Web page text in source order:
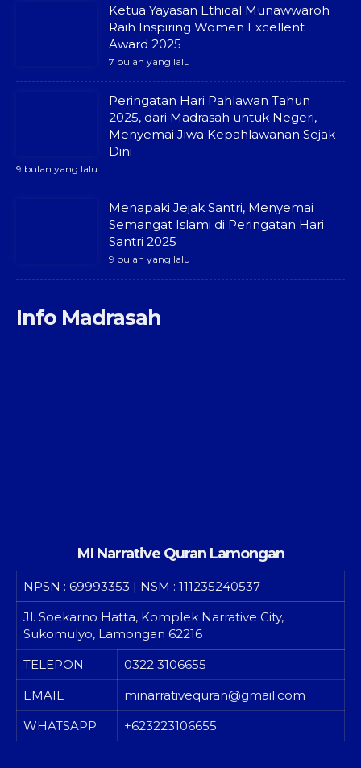
Ketua Yayasan Ethical Munawwaroh
Raih Inspiring Women Excellent
Award 2025
7 bulan yang lalu
Peringatan Hari Pahlawan Tahun
2025, dari Madrasah untuk Negeri,
Menyemai Jiwa Kepahlawanan Sejak
Dini
9 bulan yang lalu
Menapaki Jejak Santri, Menyemai
Semangat Islami di Peringatan Hari
Santri 2025
9 bulan yang lalu
Info Madrasah
MI Narrative Quran Lamongan
NPSN : 69993353 | NSM : 111235240537
Jl. Soekarno Hatta, Komplek Narrative City,
Sukomulyo, Lamongan 62216
TELEPON
0322 3106655
EMAIL
minarrativequran@gmail.com
WHATSAPP
+623223106655